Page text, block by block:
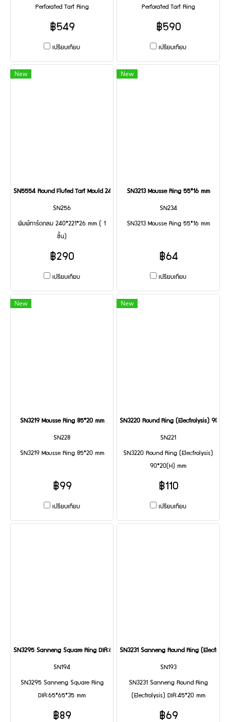
Perforated Tart Ring
฿549
เปรียบเทียบ
Perforated Tart Ring
฿590
เปรียบเทียบ
New
SN5554 Round Fluted Tart Mould 240*221*26 mm
SN256
พิมพ์ทาร์ตกลม 240*221*26 mm ( 1
ชิ้น)
฿290
เปรียบเทียบ
New
SN3213 Mousse Ring 55*16 mm
SN234
SN3213 Mousse Ring 55*16 mm
฿64
เปรียบเทียบ
New
SN3219 Mousse Ring 85*20 mm
SN228
SN3219 Mousse Ring 85*20 mm
฿99
เปรียบเทียบ
New
SN3220 Round Ring (Electrolysis)
SN221
SN3220 Round Ring (Electrolysis)
90*20(H) mm
฿110
เปรียบเทียบ
SN3295 Sanneng Square Ring DIA:65*65*35 mm
SN194
SN3295 Sanneng Square Ring
DIA:65*65*35 mm
฿89
SN3231 Sanneng Round Ring
SN193
SN3231 Sanneng Round Ring
(Electrolysis) DIA:45*20 mm
฿69